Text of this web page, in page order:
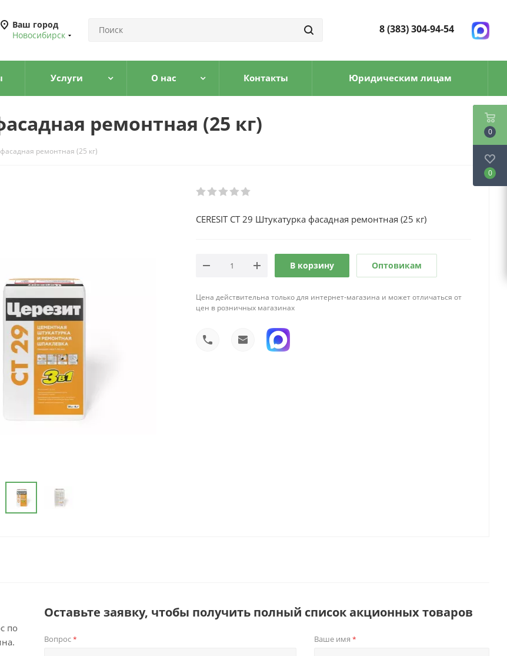
Ваш город
Новосибирск
8 (383) 304-94-54
Услуги О нас Контакты Юридическим лицам
ремонтная (25 кг)
фасадная ремонтная (25 кг)
CERESIT CT 29 Штукатурка фасадная ремонтная (25 кг)
В корзину Оптовикам
Цена действительна только для интернет-магазина и может отличаться от
цен в розничных магазинах
по
Оставьте заявку, чтобы получить полный список акционных товаров
Вопрос* Ваше имя *
0
0